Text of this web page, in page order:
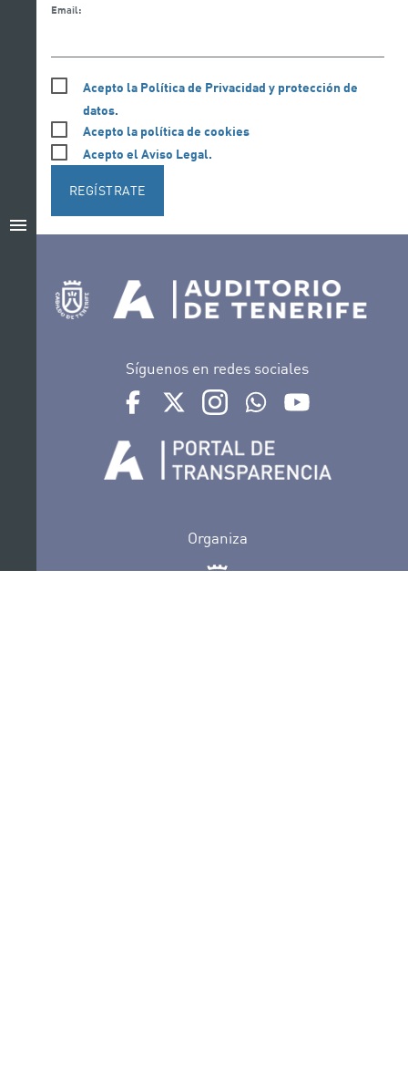
menu
Email:
Acepto la Política de Privacidad y protección de
datos.
Acepto la política de cookies
Acepto el Aviso Legal.
REGÍSTRATE
Síguenos en redes sociales
Ir a perfil de Auditorio de Tenerife en Facebook
Ir a perfil de Auditorio de Tenerife en
Ir a perfil de Auditorio de
Ir al Boletín Whatsapp
Organiza